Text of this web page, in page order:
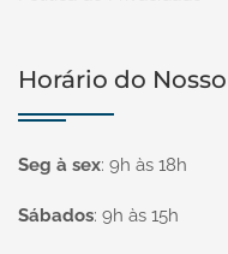
Horário do
Seg à sex: 9h às 18h
Sábados: 9h às 15h